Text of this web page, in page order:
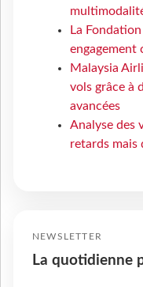
La
engagement
Malaysia
vols grâce à
avancées
Analyse des
retards mais
NEWSLETTER
La quotidienne